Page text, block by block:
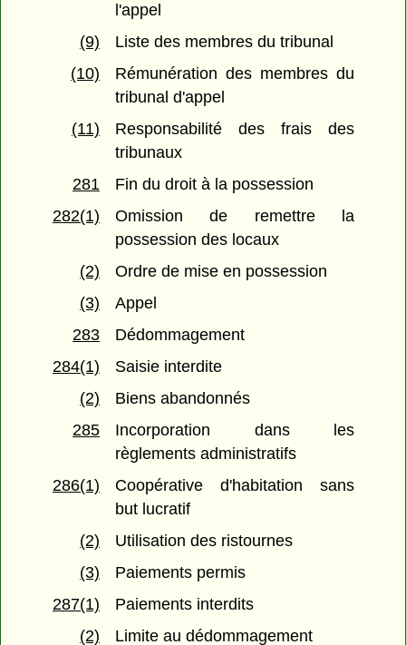
l'appel
(9)
Liste des membres du tribunal
(10)
Rémunération des membres du
tribunal d'appel
(11)
Responsabilité des frais des
tribunaux
281
Fin du droit à la possession
282(1)
Omission de remettre la
possession des locaux
(2)
Ordre de mise en possession
(3)
Appel
283
Dédommagement
284(1)
Saisie interdite
(2)
Biens abandonnés
285
Incorporation dans les
règlements administratifs
286(1)
Coopérative d'habitation sans
but lucratif
(2)
Utilisation des ristournes
(3)
Paiements permis
287(1)
Paiements interdits
(2)
Limite au dédommagement